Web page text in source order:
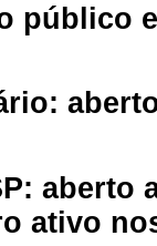
público
aberto
ativo